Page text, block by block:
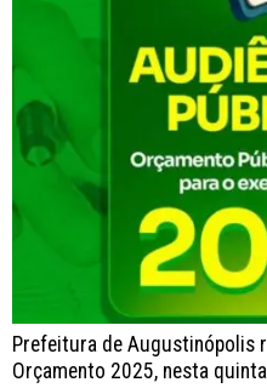
Prefeitura de Augustinópolis
Orçamento 2025, nesta